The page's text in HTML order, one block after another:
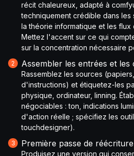
récit chaleureux, adapté à
techniquement crédible dans les
la théorie informatique et les flux
Mettez l'accent sur ce qui
sur la concentration nécessaire
Assembler les entrées et les
Rassemblez les sources
d'instructions) et étiquetez-les
physique, ordinateur, linning.
négociables : ton, indications
d'action réelle ; spécifiez les
touchdesigner).
Première passe de
Produisez une version qui